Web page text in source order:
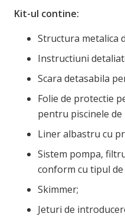
Kit-ul contine:
Structura metalica
Instructiuni
Scara detasabila
Folie de protectie
pentru piscinele de
Liner albastru cu
Sistem pompa,
conform cu tipul de
Skimmer;
Jeturi de